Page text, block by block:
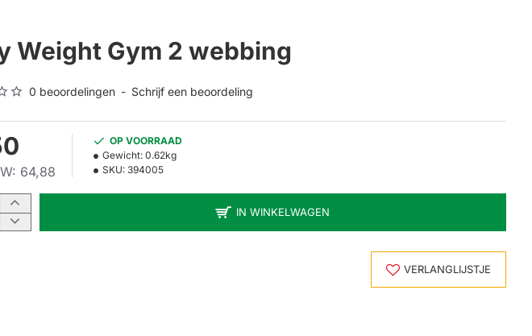
Weight Gym 2 webbing
0 beoordelingen - Schrijf een beoordeling
64,88
OP VOORRAAD
Gewicht: 0.62kg
SKU: 394005
IN WINKELWAGEN
VERLANGLIJSTJE